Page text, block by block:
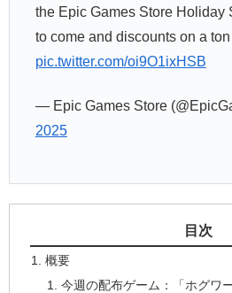
the Epic Games Store Holiday
to come and discounts on a
pic.twitter.com/oi9O1ixHSB
— Epic Games Store
2025
目次
概要
今週の配布ゲーム：「ホグワ